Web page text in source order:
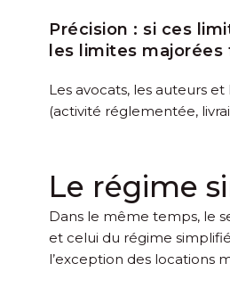
Précision : si ces
les limites
Les avocats, les auteurs
(activité réglementée,
Le régime
Dans le même temps, le
et celui du régime
l’exception des locations